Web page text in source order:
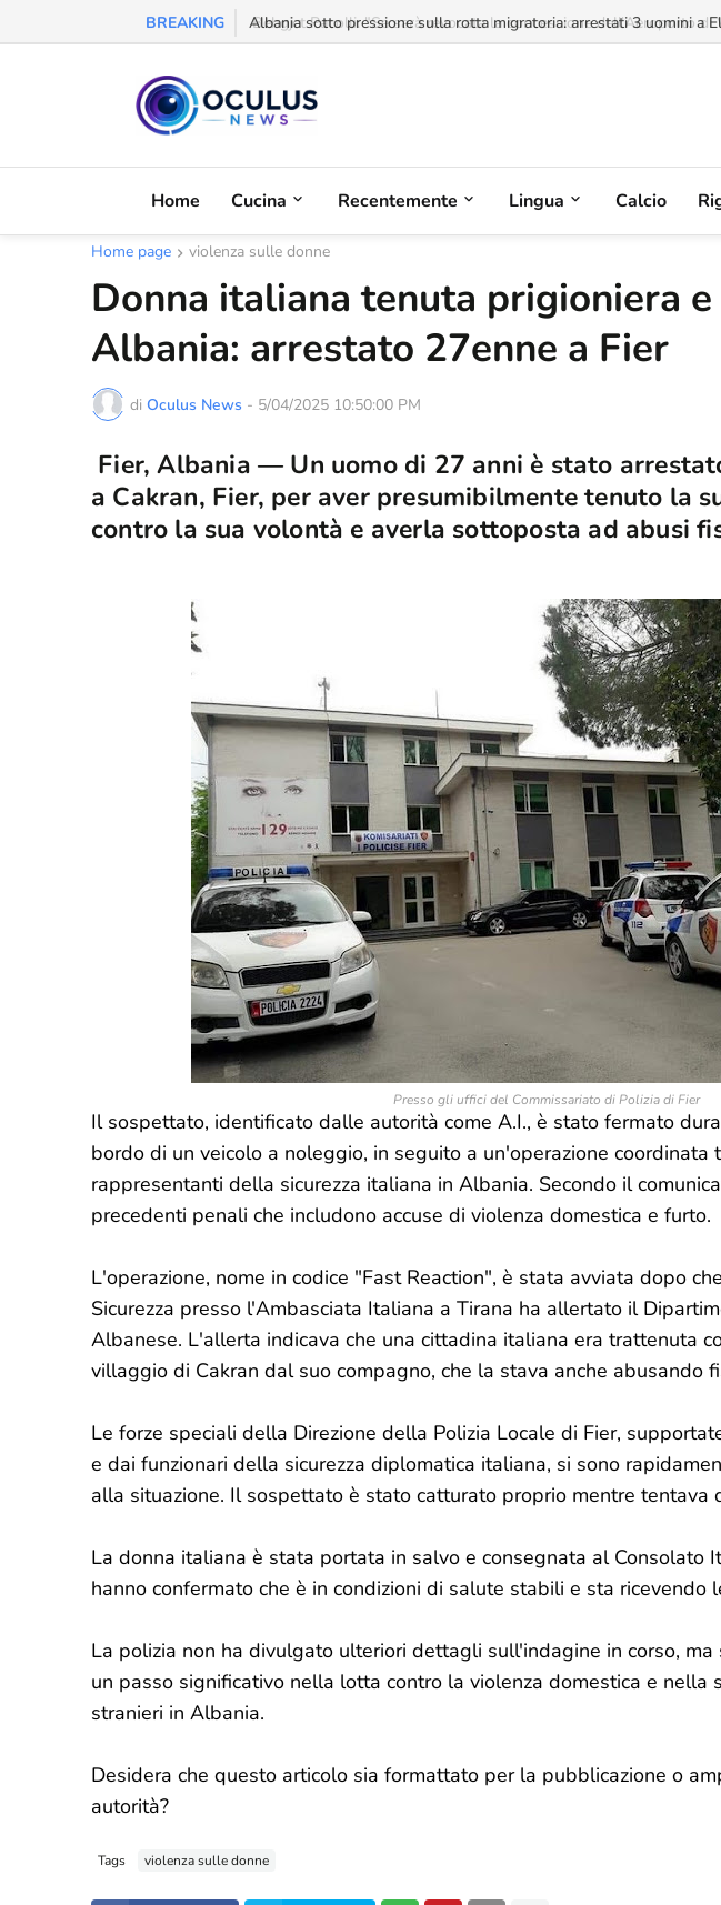
BREAKING Behgjet Pacolli: "Se sarà revocata la concessione dell'Aeroporto di
Home Cucina Recentemente Lingua Calcio
Home page violenza sulle donne
Donna italiana tenuta prigioniera
Albania: arrestato 27enne a Fier
di Oculus News - 5/04/2025 10:50:00 PM
Fier, Albania — Un uomo di 27 anni è stato
a Cakran, Fier, per aver presumibilmente tenuto la
contro la sua volontà e averla sottoposta ad abusi
Presso gli uffici del Commissariato di Polizia di Fier
Il sospettato, identificato dalle autorità come A.I., è stato fermato
bordo di un veicolo a noleggio, in seguito a un'operazione coordinata
rappresentanti della sicurezza italiana in Albania. Secondo il
precedenti penali che includono accuse di violenza domestica e furto.
L'operazione, nome in codice "Fast Reaction", è stata avviata dopo
Sicurezza presso l'Ambasciata Italiana a Tirana ha allertato il
Albanese. L'allerta indicava che una cittadina italiana era trattenuta
villaggio di Cakran dal suo compagno, che la stava anche abusando
Le forze speciali della Direzione della Polizia Locale di Fier,
e dai funzionari della sicurezza diplomatica italiana, si sono
alla situazione. Il sospettato è stato catturato proprio mentre tentava
La donna italiana è stata portata in salvo e consegnata al Consolato
hanno confermato che è in condizioni di salute stabili e sta ricevendo
La polizia non ha divulgato ulteriori dettagli sull'indagine in corso,
un passo significativo nella lotta contro la violenza domestica e nella
stranieri in Albania.
Desidera che questo articolo sia formattato per la pubblicazione o
autorità?
Tags violenza sulle donne